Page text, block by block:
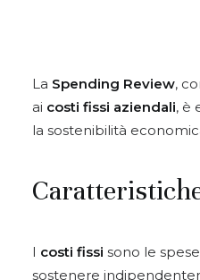
La Spending Review,
ai costi fissi aziendali, è
la sostenibilità
I costi fissi sono le
sostenere